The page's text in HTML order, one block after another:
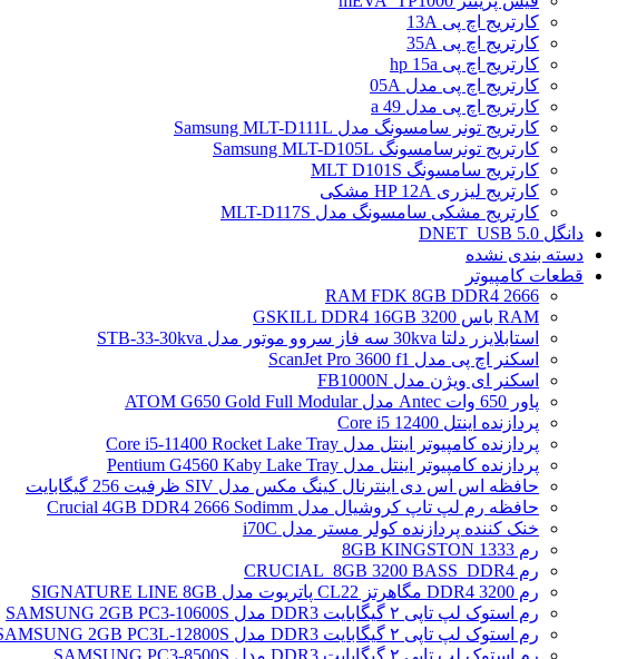
کارتریج اچ پی 13A
کارتریج اچ پی 35A
کارتریج اچ پی hp 15a
کارتریج اچ پی مدل 05A
کارتریج اچ پی مدل 49 a
کارتریج تونر سامسونگ مدل Samsung MLT-D111L
کارتریج تونرسامسونگ Samsung MLT-D105L
کارتریج سامسونگ MLT D101S
کارتریج لیزری HP 12A مشکی
کارتریج مشکی سامسونگ مدل MLT-D117S
دانگل DNET_USB 5.0
دسته بندی نشده
قطعات کامپیوتر
RAM FDK 8GB DDR4 2666
RAM باس 3200 GSKILL DDR4 16GB
استابلایزر دلتا 30kva سه فاز سروو موتور مدل STB-33-30kva
اسکنر اچ پی مدل ScanJet Pro 3600 f1
اسکنر ای ویژن مدل FB1000N
پاور 650 وات Antec مدل ATOM G650 Gold Full Modular
پردازنده اینتل Core i5 12400
پردازنده کامپیوتر اینتل مدل Core i5-11400 Rocket Lake Tray
پردازنده کامپیوتر اینتل مدل Pentium G4560 Kaby Lake Tray
حافظه اس اس دی اینترنال کینگ مکس مدل SIV ظرفیت 256 گیگابایت
حافظه رم لپ تاپ کروشیال مدل Crucial 4GB DDR4 2666 Sodimm
خنک کننده پردازنده کولر مستر مدل i70C
رم 1333 8GB KINGSTON
رم CRUCIAL_8GB 3200 BASS_DDR4
رم DDR4 3200 مگاهرتز CL22 پاتریوت مدل SIGNATURE LINE 8GB
رم استوک لپ تاپی ۲ گیگابایت DDR3 مدل SAMSUNG 2GB PC3-10600S
رم استوک لپ تاپی ۲ گیگابایت DDR3 مدل SAMSUNG 2GB PC3L-12800S
رم استوک لپ تاپی ۲ گیگابایت DDR3 مدل SAMSUNG PC3-8500S